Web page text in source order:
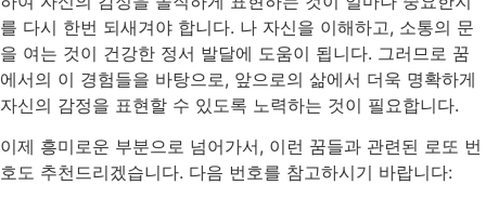
를 다시 한번 되새겨야 합니다. 나 자신을 이해하고, 소통의 문
을 여는 것이 건강한 정서 발달에 도움이 됩니다. 그러므로 꿈
에서의 이 경험들을 바탕으로, 앞으로의 삶에서 더욱 명확하게
자신의 감정을 표현할 수 있도록 노력하는 것이 필요합니다.
이제 흥미로운 부분으로 넘어가서, 이런 꿈들과 관련된 로또 번
호도 추천드리겠습니다. 다음 번호를 참고하시기 바랍니다: